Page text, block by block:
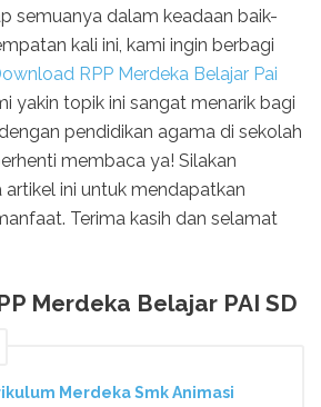
semuanya dalam keadaan baik-
kali ini, kami ingin berbagi
RPP Merdeka Belajar Pai
yakin topik ini sangat menarik bagi
pendidikan agama di sekolah
membaca ya! Silakan
ini untuk mendapatkan
Terima kasih dan selamat
Merdeka Belajar PAI SD
Merdeka Smk Animasi